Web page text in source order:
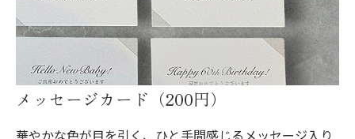
メッセージカード（200円）
華やかな色が目を引く、ひと手間感じるメッセージ入り